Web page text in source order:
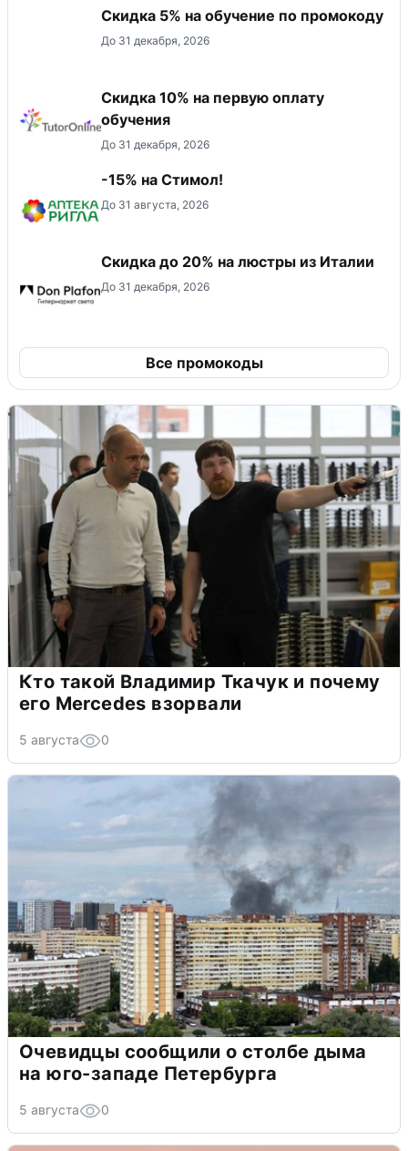
Скидка 5% на обучение по промокоду
До 31 декабря, 2026
Скидка 10% на первую оплату
обучения
До 31 декабря, 2026
-15% на Стимол!
До 31 августа, 2026
Скидка до 20% на люстры из Италии
До 31 декабря, 2026
Все промокоды
Кто такой Владимир Ткачук и почему
его Mercedes взорвали
5 августа 0
Очевидцы сообщили о столбе дыма
на юго-западе Петербурга
5 августа 0